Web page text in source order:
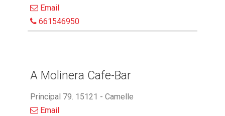
Email
661546950
A Molinera Cafe-Bar
Principal 79. 15121 - Camelle
Email